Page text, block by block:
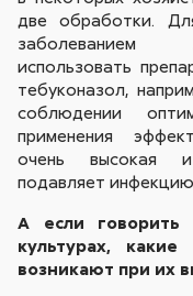
две обработки.
использовать
тебуконазол,
соблюдении
применения
очень высокая
подавляет
А если говорить
культурах,
возникают при их